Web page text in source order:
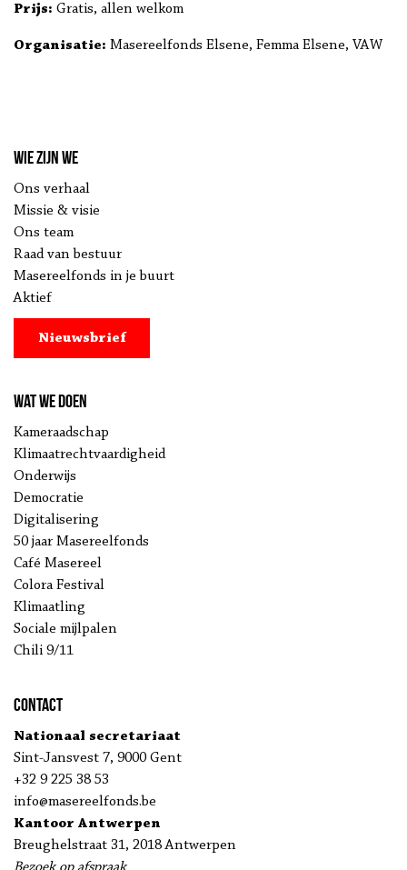
Prijs: Gratis, allen welkom
Organisatie: Masereelfonds Elsene, Femma Elsene, VAW
Wie zijn we
Ons verhaal
Missie & visie
Ons team
Raad van bestuur
Masereelfonds in je buurt
Aktief
Nieuwsbrief
Wat we doen
Kameraadschap
Klimaatrechtvaardigheid
Onderwijs
Democratie
Digitalisering
50 jaar Masereelfonds
Café Masereel
Colora Festival
Klimaatling
Sociale mijlpalen
Chili 9/11
Contact
Nationaal secretariaat
Sint-Jansvest 7, 9000 Gent
+32 9 225 38 53
info@masereelfonds.be
Kantoor Antwerpen
Breughelstraat 31, 2018 Antwerpen
Bezoek op afspraak